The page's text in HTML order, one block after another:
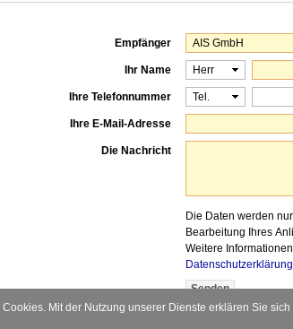
Empfänger
Ihr Name
Ihre Telefonnummer
Ihre E-Mail-Adresse
Die Nachricht
Die Daten werden
Bearbeitung Ihres
Weitere
Datenschutzerklärung
Mit der Nutzung unserer Dienste erklären Sie